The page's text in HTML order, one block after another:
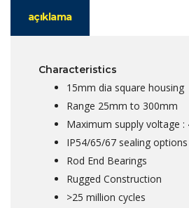
açıklama
Characteristics
15mm dia square housing
Range 25mm to 300mm
Maximum supply voltage :
IP54/65/67 sealing options
Rod End Bearings
Rugged Construction
>25 million cycles